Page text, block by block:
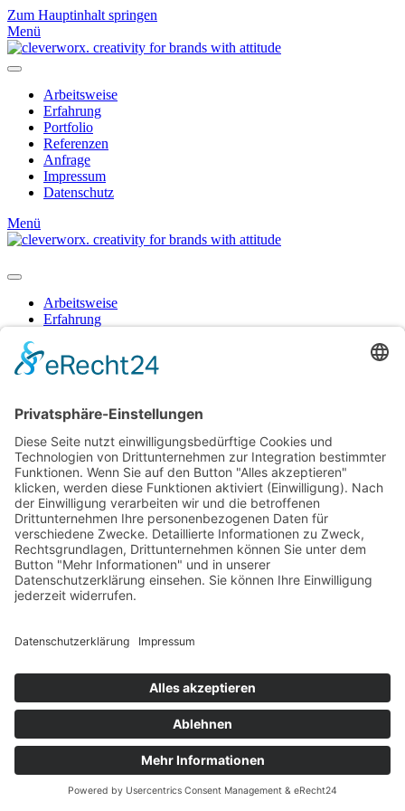
Zum Hauptinhalt springen
Menü
Arbeitsweise
Erfahrung
Portfolio
Referenzen
Anfrage
Impressum
Datenschutz
Menü
Arbeitsweise
Erfahrung
Referenzen
Anfrage
PACKAGINGDESIGN
Weingut am Nil
Weingut Markus Hüls
COOKIE-EINSTELLUNGEN IMPRESSUM DATENSCHUTZ
+49 6421 1664130